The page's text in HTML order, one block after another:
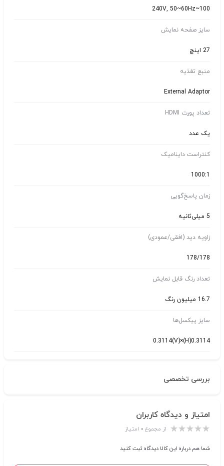
100~240V, 50~60Hz
سایز صفحه نمایش
27 اینچ
منبع تغذیه
External Adaptor
تعداد پورت HDMI
یک عدد
کنتراست داینامیک
1000:1
زمان پاسخ‌گویی
5 میلی‌ثانیه
زاویه دید (افقی/عمودی)
178/178
تعداد رنگ قابل نمایش
16.7 میلیون رنگ
سایز پیکسل‌ها
0.3114(H)×0.3114(V)
بررسی تخصصی
امتیاز و دیدگاه کاربران
از مجموع ۰ امتیاز
شما هم درباره این کالا دیدگاه ثبت کنید